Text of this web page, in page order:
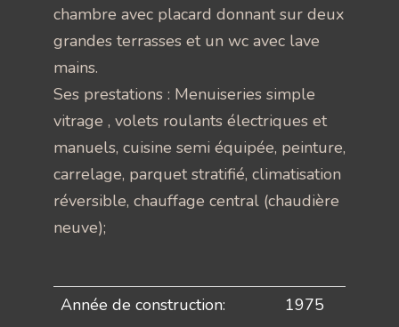
chambre avec placard donnant sur deux
grandes terrasses et un wc avec lave
mains.
Ses prestations : Menuiseries simple
vitrage , volets roulants électriques et
manuels, cuisine semi équipée, peinture,
carrelage, parquet stratifié, climatisation
réversible, chauffage central (chaudière
neuve);
Année de construction: 1975